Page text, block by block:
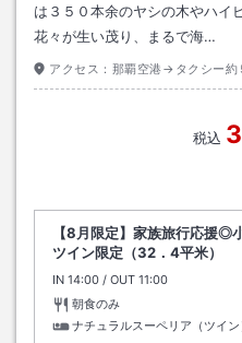
は３５０本余のヤシの木やハイ
花々が生い茂り、まるで海…
アクセス： 那覇空港→タクシー約
税込
【8月限定】家族旅行応援◎
ツイン限定（32．4平米）
IN チェックイン
14:00 / OUT チェックアウト
11:00
朝食のみ
ナチュラルスーペリア（ツイ